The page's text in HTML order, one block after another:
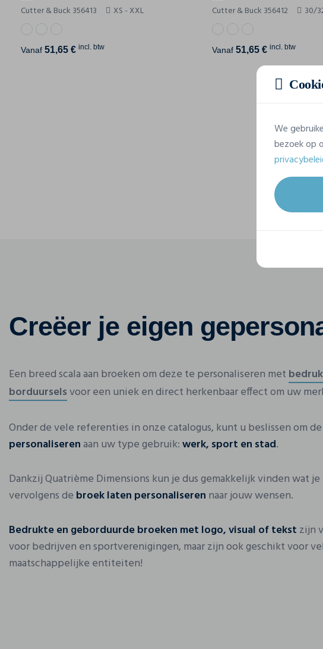
Cutter & Buck 356413 XS - XXL
Vanaf 51,65 € incl. btw
Cutter & Buck 356412 30/
Vanaf51,65 € incl. btw
Creëer je eigen
Een breed scala aan broeken om deze te personaliseren met
borduurselsvoor een uniek en direct herkenbaar effect om uw
Onder de vele referenties in onze catalogus, kunt u beslissen om de
personaliserenaan uw type gebruik:werk, sport en stad.
Dankzij Quatrième Dimensions kun je dus gemakkelijk vinden wat
vervolgens de broek laten personaliseren naar jouw wensen.
Bedrukte en geborduurde broeken met logo, visual of tekst zijn
voor bedrijven en sportverenigingen, maar zijn ook geschikt voor
maatschappelijke entiteiten!
We
bezoek op